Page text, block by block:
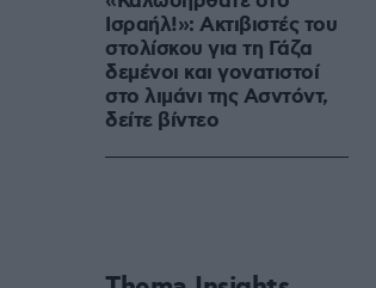
Ισραήλ!»: Ακτιβιστές του
στολίσκου για τη Γάζα
δεμένοι και γονατιστοί
στο λιμάνι της Ασντόντ,
δείτε βίντεο